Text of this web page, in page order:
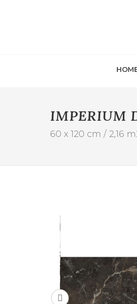
IMPERIUM
60 x 120 cm / 2,16